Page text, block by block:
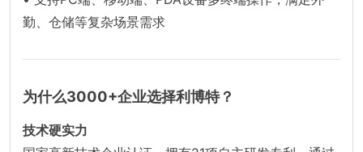
勤、仓储等复杂场景需求
为什么3000+企业选择利博特？
技术硬实力